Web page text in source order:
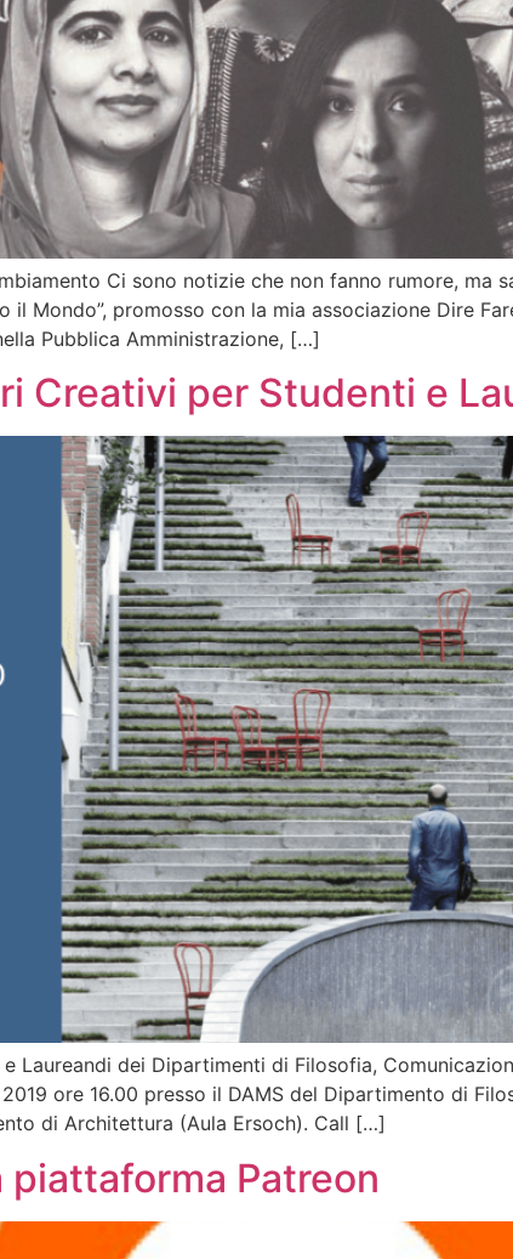
Ci sono notizie che non fanno rumore, ma
il Mondo”, promosso con la mia associazione Dire
Pubblica Amministrazione, […]
Creativi per Studenti e
Laureandi dei Dipartimenti di Filosofia,
ore 16.00 presso il DAMS del Dipartimento di
di Architettura (Aula Ersoch). Call […]
Patreon